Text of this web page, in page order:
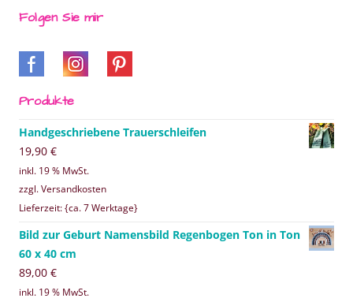
Folgen Sie mir
Produkte
Handgeschriebene Trauerschleifen
19,90 €
inkl. 19 % MwSt.
zzgl. Versandkosten
Lieferzeit: {ca. 7 Werktage}
Bild zur Geburt Namensbild Regenbogen Ton in Ton
60 x 40 cm
89,00 €
inkl. 19 % MwSt.